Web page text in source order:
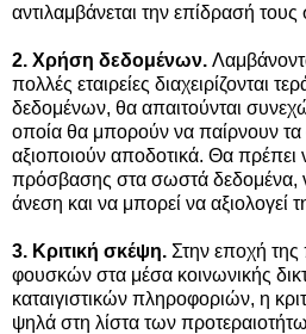
αντιλαμβάνεται την επίδρασή τους
2. Χρήση δεδομένων.
πολλές εταιρείες διαχειρίζονται
δεδομένων, θα απαιτούνται
οποία θα μπορούν να παίρνουν τα
αξιοποιούν αποδοτικά. Θα πρέπει
πρόσβασης στα σωστά δεδομένα,
άνεση και να μπορεί να αξιολογεί
3. Κριτική σκέψη. Στην εποχή
φουσκών στα μέσα κοινωνικής
καταιγιστικών πληροφοριών, η
ψηλά στη λίστα των